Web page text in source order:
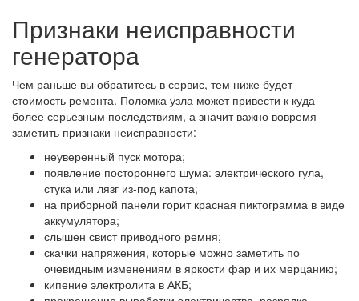
Признаки неисправности
генератора
Чем раньше вы обратитесь в сервис, тем ниже будет
стоимость ремонта. Поломка узла может привести к куда
более серьезным последствиям, а значит важно вовремя
заметить признаки неисправности:
неуверенный пуск мотора;
появление постороннего шума: электрического гула,
стука или лязг из-под капота;
на приборной панели горит красная пиктограмма в виде
аккумулятора;
слышен свист приводного ремня;
скачки напряжения, которые можно заметить по
очевидным изменениям в яркости фар и их мерцанию;
кипение электролита в АКБ;